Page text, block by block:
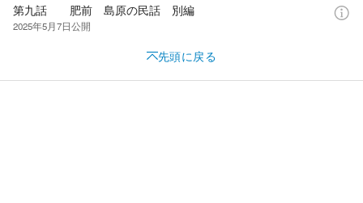
第九話 肥前 島原の民話 別編
2025年5月7日公開
先頭に戻る